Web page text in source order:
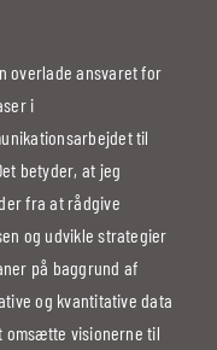
overlade ansvaret for
i
til
betyder, at jeg
fra at rådgive
og udvikle strategier
på baggrund af
og kvantitative data
omsætte visionerne til